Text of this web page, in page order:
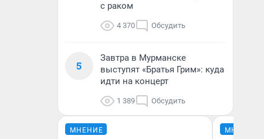
с раком
4 370 Обсудить
5
Завтра в Мурманске
выступят «Братья Грим»: куда
идти на концерт
1 389 Обсудить
МНЕНИЕ МНЕНИЕ